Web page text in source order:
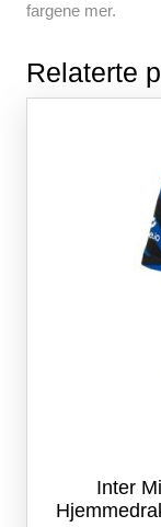
fargene mer.
Relaterte
Inter